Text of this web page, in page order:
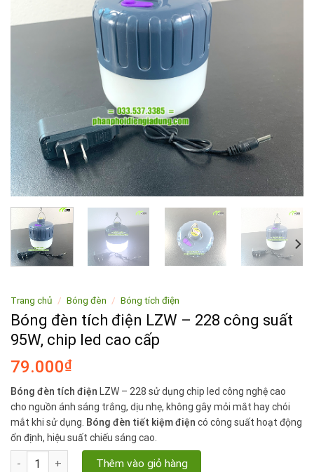
Trang chủ / Bóng đèn / Bóng tích điện
Bóng đèn tích điện LZW – 228 công suất
95W, chip led cao cấp
79.000₫
Bóng đèn tích điện LZW – 228 sử dụng chip led công nghệ cao
cho nguồn ánh sáng trắng, dịu nhẹ, không gây mỏi mắt hay chói
mắt khi sử dụng. Bóng đèn tiết kiệm điện có công suất hoạt động
ổn định, hiệu suất chiếu sáng cao.
Bóng đèn tích điện LZW - 228 công suất 95W, chip led cao cấp
Thêm vào giỏ hàng